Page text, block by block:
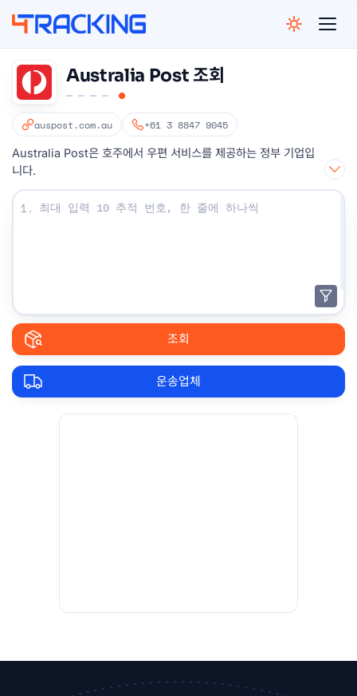
Australia Post 조회
auspost.com.au +61 3 8847 9045
Australia Post은 호주에서 우편 서비스를 제공하는 정부 기업입
니다.
조회 번호를 입력하십시오 :
1.
조회
운송업체